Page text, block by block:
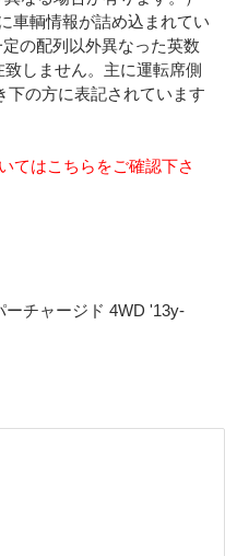
車輌情報が詰め込まれてい
の配列以外異なった英数
しません。主に運転席側
下の方に表記されています
てはこちらをご確認下さ
ーチャージド 4WD '13y-